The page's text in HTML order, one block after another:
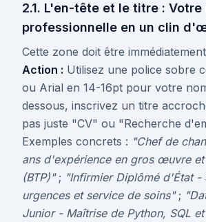
2.1. L'en-tête et le titre :
professionnelle en un clin
Cette zone doit être
Action : Utilisez une police sobre
ou Arial en 14-16pt pour votre
dessous, inscrivez un titre
pas juste "CV" ou "Recherche
Exemples concrets : "Chef de
ans d'expérience en gros œuvre
(BTP)"; "Infirmier Diplômé d'État -
urgences et service de soins";
Junior - Maîtrise de Python, SQL